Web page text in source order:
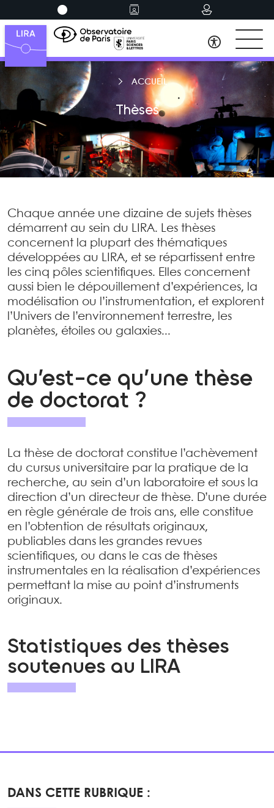
ACCUEIL
Thèses
Chaque année une dizaine de sujets thèses
démarrent au sein du LIRA. Les thèses
concernent la plupart des thématiques
développées au LIRA, et se répartissent entre
les cinq pôles scientifiques. Elles concernent
aussi bien le dépouillement d’expériences, la
modélisation ou l’instrumentation, et explorent
l’Univers de l’environnement terrestre, les
planètes, étoiles ou galaxies...
Qu’est-ce qu’une thèse
de doctorat ?
La thèse de doctorat constitue l’achèvement
du cursus universitaire par la pratique de la
recherche, au sein d’un laboratoire et sous la
direction d’un directeur de thèse. D’une durée
en règle générale de trois ans, elle constitue
en l’obtention de résultats originaux,
publiables dans les grandes revues
scientifiques, ou dans le cas de thèses
instrumentales en la réalisation d’expériences
permettant la mise au point d’instruments
originaux.
Statistiques des thèses
soutenues au LIRA
DANS CETTE RUBRIQUE :